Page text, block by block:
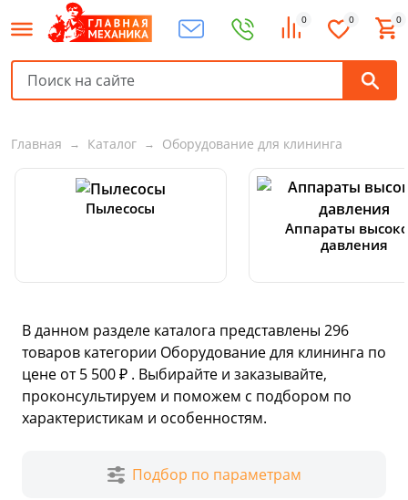
0 0 0
Главная Каталог Оборудование для клининга
Пылесосы
Аппараты
давления
В данном разделе каталога представлены 296
товаров категории Оборудование для клининга по
цене от 5 500 ₽ . Выбирайте и заказывайте,
проконсультируем и поможем с подбором по
характеристикам и особенностям.
Подбор по параметрам